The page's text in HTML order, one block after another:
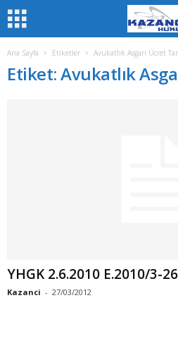
Ana Sayfa Etiketler Avukatlık Asgari Ücret
Etiket: Avukatlık
YHGK 2.6.2010 E.2010/3-
Kazanci - 27/03/2012